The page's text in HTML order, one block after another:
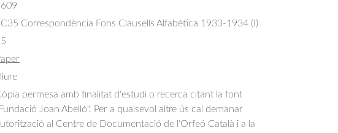
Correspondència Fons Clausells Alfabètica 1933-1934 (I)
Lliure
permesa amb finalitat d'estudi o recerca citant la font
Joan Abelló". Per a qualsevol altre ús cal demanar
al Centre de Documentació de l'Orfeó Català i a la